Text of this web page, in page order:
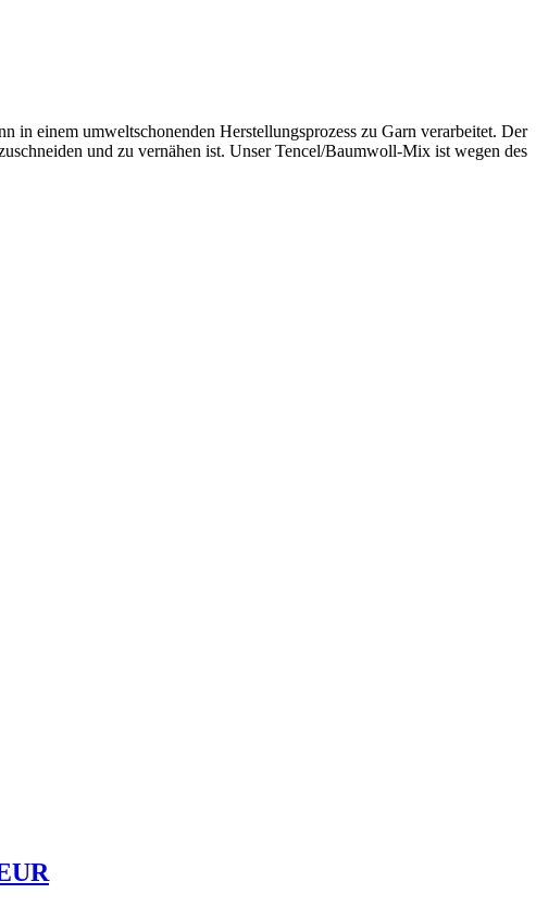
in einem umweltschonenden Herstellungsprozess zu Garn verarbeitet. Der
und zu vernähen ist. Unser Tencel/Baumwoll-Mix ist wegen des